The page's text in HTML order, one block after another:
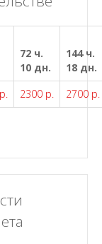
72 ч.
10 дн.
144 ч.
18 дн.
2300 р. 2700 р.